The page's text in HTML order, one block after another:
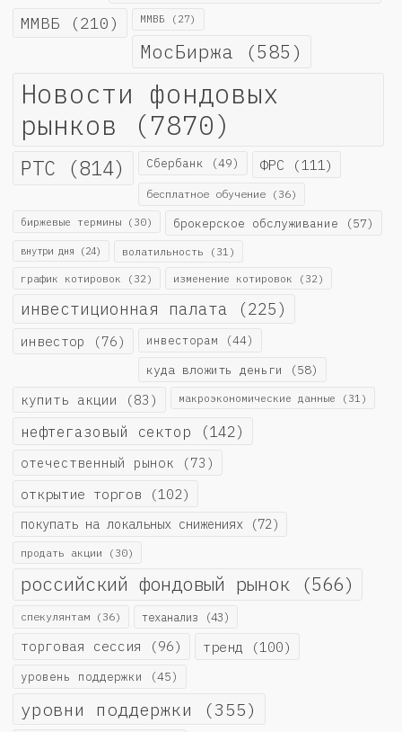
ММВБ (210) ММВБ (27)
МосБиржа (585)
Новости фондовых
рынков (7870)
РТС (814) Сбербанк (49) ФРС (111)
бесплатное обучение (36)
биржевые термины (30) брокерское обслуживание (57)
внутри дня (24) волатильность (31)
график котировок (32) изменение котировок (32)
инвестиционная палата (225)
инвестор (76) инвесторам (44)
куда вложить деньги (58)
купить акции (83) макроэкономические данные (31)
нефтегазовый сектор (142)
отечественный рынок (73)
открытие торгов (102)
покупать на локальных снижениях (72)
продать акции (30)
российский фондовый рынок (566)
спекулянтам (36) теханализ (43)
торговая сессия (96) тренд (100)
уровень поддержки (45)
уровни поддержки (355)